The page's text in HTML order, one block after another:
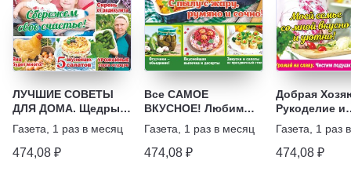
ЛУЧШИЕ СОВЕТЫ
ДЛЯ ДОМА. Щедрые
грядки + Семья,
Кухня, Здоровье
Газета 1 раз в месяц
474,08 ₽
Все САМОЕ
ВКУСНОЕ! Любимые
рецепты, Заготовки,
Выпечка
Газета 1 раз в месяц
474,08 ₽
Добрая
Рукоделие и
вязание.
советы,
Газета 1 раз
474,08 ₽